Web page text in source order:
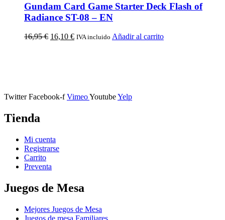
Gundam Card Game Starter Deck Flash of
Radiance ST-08 – EN
16,95€ 16,10 € IVA incluido Añadir al carrito
Twitter Facebook-f VimeoYoutubeYelp
Tienda
Mi cuenta
Registrarse
Carrito
Preventa
Juegos de Mesa
Mejores Juegos de Mesa
Juegos de mesa Familiares